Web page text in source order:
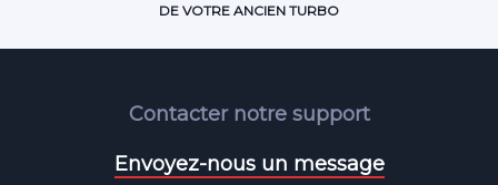
DE VOTRE ANCIEN TURBO
Contacter notre support
Envoyez-nous un message